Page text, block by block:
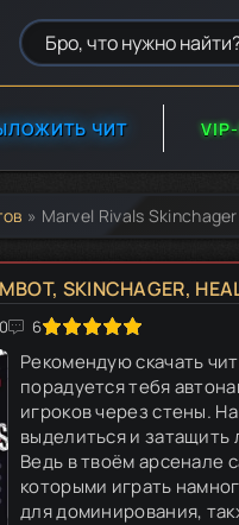
ЧИТ
» Marvel Rivals Skinchager
SKINCHAGER,
6
5
Рекомендую скачать
порадуется тебя
игроков через стены.
выделиться и
Ведь в твоём арсенале
которыми играть
для доминирования,